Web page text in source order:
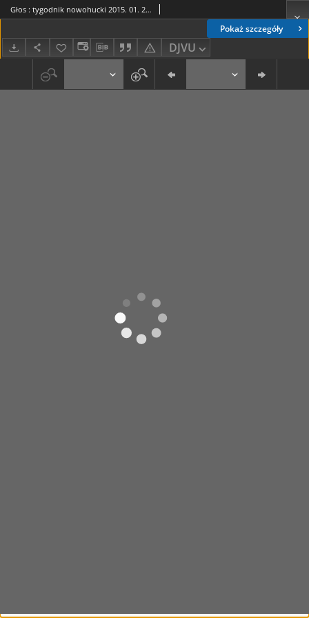
Pokaż szczegóły
DJVU
Głos : tygodnik nowohucki 2015. 01. 23, nr 4